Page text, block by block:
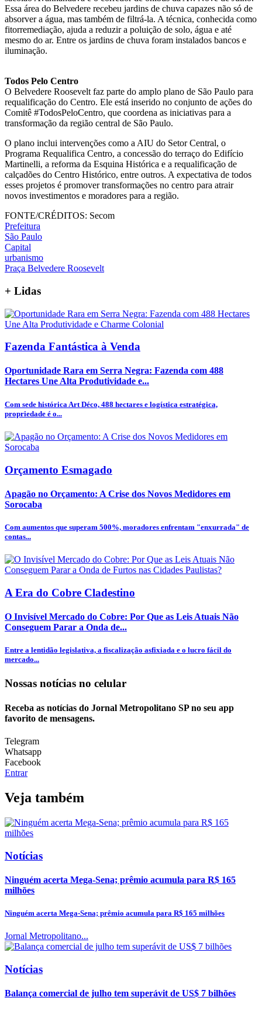
Essa área do Belvedere recebeu jardins de chuva capazes não só de
absorver a água, mas também de filtrá-la. A técnica, conhecida como
fitorremediação, ajuda a reduzir a poluição de solo, água e até
mesmo do ar. Entre os jardins de chuva foram instalados bancos e
iluminação.
Todos Pelo Centro
O Belvedere Roosevelt faz parte do amplo plano de São Paulo para
requalificação do Centro. Ele está inserido no conjunto de ações do
Comitê #TodosPeloCentro, que coordena as iniciativas para a
transformação da região central de São Paulo.
O plano inclui intervenções como a AIU do Setor Central, o
Programa Requalifica Centro, a concessão do terraço do Edifício
Martinelli, a reforma da Esquina Histórica e a requalificação de
calçadões do Centro Histórico, entre outros. A expectativa de todos
esses projetos é promover transformações no centro para atrair
novos investimentos e moradores para a região.
FONTE/CRÉDITOS: Secom
Prefeitura
São Paulo
Capital
urbanismo
Praça Belvedere Roosevelt
+ Lidas
Fazenda Fantástica à Venda
Oportunidade Rara em Serra Negra: Fazenda com 488
Hectares Une Alta Produtividade e...
Com sede histórica Art Déco, 488 hectares e logística estratégica,
propriedade é o...
Orçamento Esmagado
Apagão no Orçamento: A Crise dos Novos Medidores em
Sorocaba
Com aumentos que superam 500%, moradores enfrentam "enxurrada" de
contas...
A Era do Cobre Cladestino
O Invisível Mercado do Cobre: Por Que as Leis Atuais Não
Conseguem Parar a Onda de...
Entre a lentidão legislativa, a fiscalização asfixiada e o lucro fácil do
mercado...
Nossas notícias no celular
Receba as notícias do Jornal Metropolitano SP no seu app
favorito de mensagens.
Telegram
Whatsapp
Facebook
Entrar
Veja também
Notícias
Ninguém acerta Mega-Sena; prêmio acumula para R$ 165
milhões
Ninguém acerta Mega-Sena; prêmio acumula para R$ 165 milhões
Jornal Metropolitano...
Notícias
Balança comercial de julho tem superávit de US$ 7 bilhões